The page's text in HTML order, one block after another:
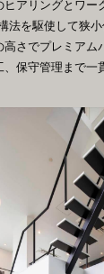
ヒアリングとワー
法を駆使して狭
さでプレミアム
、保守管理まで一